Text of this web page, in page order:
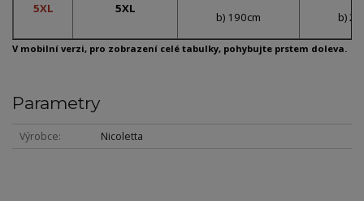
5XL 5XL
b) 190cm
b)
V mobilní verzi, pro zobrazení celé tabulky, pohybujte prstem doleva.
Parametry
Výrobce Nicoletta